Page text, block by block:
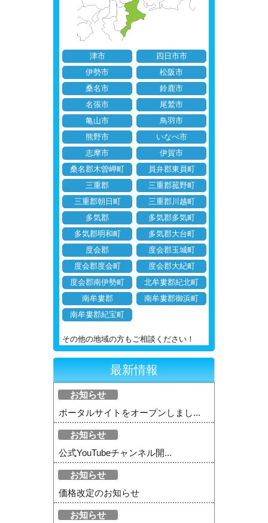
津市
四日市市
伊勢市
松阪市
桑名市
鈴鹿市
名張市
尾鷲市
亀山市
鳥羽市
熊野市
いなべ市
志摩市
伊賀市
桑名郡木曽岬町
員弁郡東員町
三重郡
三重郡菰野町
三重郡朝日町
三重郡川越町
多気郡
多気郡多気町
多気郡明和町
多気郡大台町
度会郡
度会郡玉城町
度会郡度会町
度会郡大紀町
度会郡南伊勢町
北牟婁郡紀北町
南牟婁郡
南牟婁郡御浜町
南牟婁郡紀宝町
その他の地域の方もご相談ください！
最新情報
お知らせ
ポータルサイトをオープンしまし...
お知らせ
公式YouTubeチャンネル開...
お知らせ
価格改定のお知らせ
お知らせ